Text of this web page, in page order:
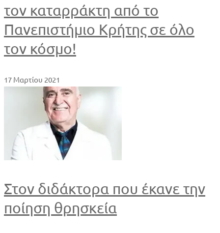
τον καταρράκτη από το
Πανεπιστήμιο Κρήτης σε όλο
τον κόσμο!
17 Μαρτίου 2021
Στον διδάκτορα που έκανε την
ποίηση θρησκεία